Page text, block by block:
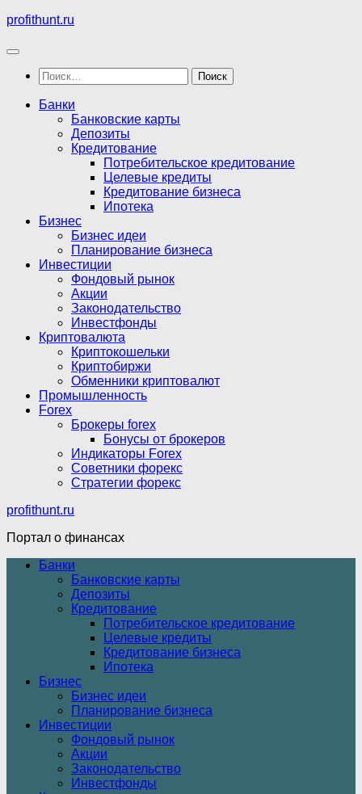
Перейти
содержимому
profithunt.ru
Найти:
Банки
Банковские карты
Депозиты
Кредитование
Потребительское кредитование
Целевые кредиты
Кредитование бизнеса
Ипотека
Бизнес
Бизнес идеи
Планирование бизнеса
Инвестиции
Фондовый рынок
Акции
Законодательство
Инвестфонды
Криптовалюта
Криптокошельки
Криптобиржи
Обменники криптовалют
Промышленность
Forex
Брокеры forex
Бонусы от брокеров
Индикаторы Forex
Советники форекс
Стратегии форекс
profithunt.ru
Портал о финансах
Банки
Банковские карты
Депозиты
Кредитование
Потребительское кредитование
Целевые кредиты
Кредитование бизнеса
Ипотека
Бизнес
Бизнес идеи
Планирование бизнеса
Инвестиции
Фондовый рынок
Акции
Законодательство
Инвестфонды